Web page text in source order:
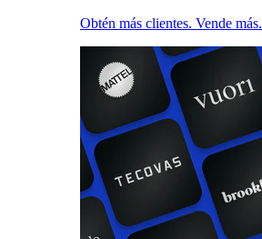
Obtén más clientes. Vende más.